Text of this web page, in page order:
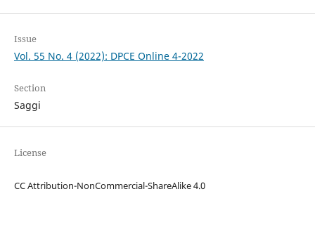
Issue
Vol. 55 No. 4 (2022): DPCE Online 4-2022
Section
Saggi
License
CC Attribution-NonCommercial-ShareAlike 4.0